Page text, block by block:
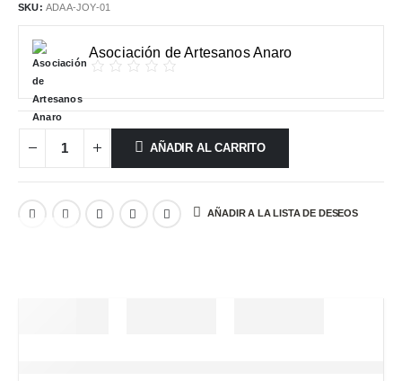
SKU: ADAA-JOY-01
Asociación de Artesanos Anaro
AÑADIR AL CARRITO
AÑADIR A LA LISTA DE DESEOS